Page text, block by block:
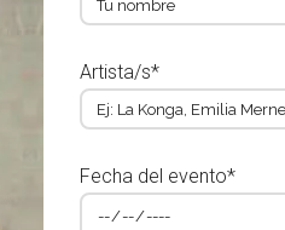
Artista/s*
Fecha del evento*